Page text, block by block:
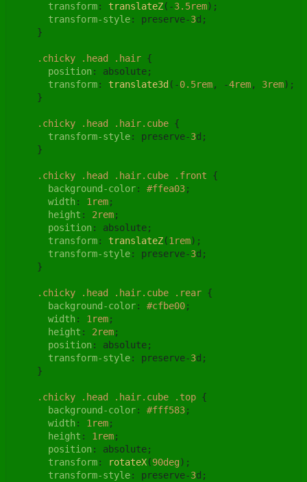
transform: translateZ(-3.5rem);
transform-style: preserve-3d;
    }
.chicky .head .hair {
position: absolute;
transform: translate3d (-0.5rem, -4rem, 3rem);
    }
.chicky .head .hair.cube {
transform-style: preserve-3d;
    }
.chicky .head .hair.cube .front {
background-color: #ffea03;
width: 1rem;
height : 2rem;
position: absolute;
transform: translateZ(1rem);
transform-style: preserve-3d;
    }
.chicky .head .hair.cube .rear {
background-color: #cfbe00;
width: 1rem;
height : 2rem;
position: absolute;
transform-style: preserve-3d;
    }
.chicky .head .hair.cube .top {
background-color: #fff583;
width: 1rem;
height : 1rem;
position: absolute;
transform: rotateX(90deg);
transform-style: preserve-3d;